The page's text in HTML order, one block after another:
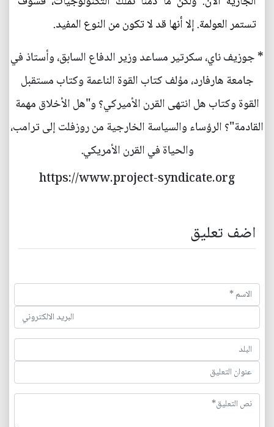
تستمر العولمة. إلا أنها قد لا تكون من النوع المفيد.
* جوزيف ناي، سكرتير مساعد وزير الدفاع السابق، وأستاذ في
جامعة هارفارد، مؤلف كتاب القوة الناعمة وكتاب مستقبل
القوة وكتاب هل انتهى القرن الأميركي؟ و"هل الأخلاق مهمة
القادمة"؟ الرؤساء والسياسة الخارجية من روزفلت إلى ترامب،
والحياة في القرن الأمريكي.
https://www.project-syndicate.org
اضف تعليق